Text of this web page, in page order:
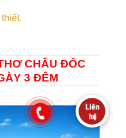
CHÂU ĐỐC
3 ĐÊM